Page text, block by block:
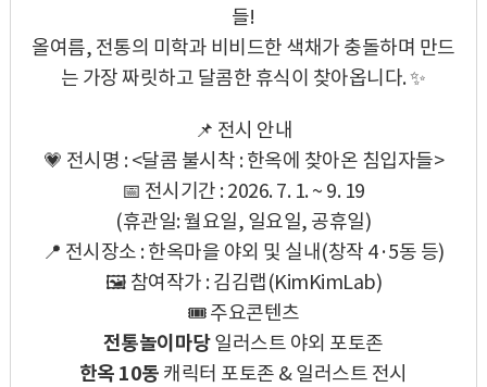
들!
올여름, 전통의 미학과 비비드한 색채가 충돌하며 만드
는 가장 짜릿하고 달콤한 휴식이 찾아옵니다. ✨
📌 전시 안내
💗 전시명 : <달콤 불시착 : 한옥에 찾아온 침입자들>
📅 전시기간 : 2026. 7. 1. ~ 9. 19
(휴관일: 월요일, 일요일, 공휴일)
📍 전시장소 : 한옥마을 야외 및 실내(창작 4·5동 등)
🖼️ 참여작가 : 김김랩(KimKimLab)
🎟 주요콘텐츠
전통놀이마당일러스트 야외 포토존
한옥 10동 캐릭터 포토존 & 일러스트 전시